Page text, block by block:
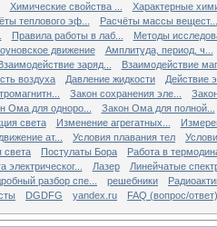
Химические свойства ...
Характерные
теплового эф...
Расчёты массы вещест...
Правила работы в лаб...
Методы
движение
Амплитуда, период, ч...
Взаимодействие заряд...
Взаимодействие
воздуха Давление жидкости
Действие
Закон сохранения эле...
Ома для одноро...
Закон Ома для полной...
света Изменение агрегатных...
ат... Условия плавания тел
света Постулаты Бора
Работа в
электрическог... Лазер
Линейчатые
разбор спе... решебники
DGDFG yandex.ru FAQ (вопрос/ответ)